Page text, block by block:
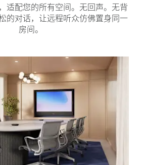
适配您的所有空间。无回声。无背
的对话，让远程听众仿佛置身同一
房间。